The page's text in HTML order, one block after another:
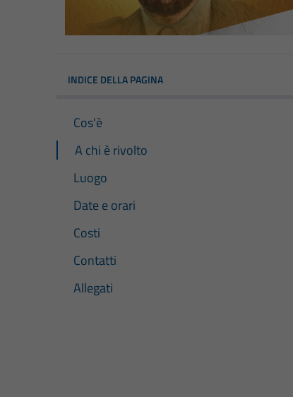
INDICE DELLA PAGINA
Cos'è
A chi è rivolto
Luogo
Date e orari
Costi
Contatti
Allegati